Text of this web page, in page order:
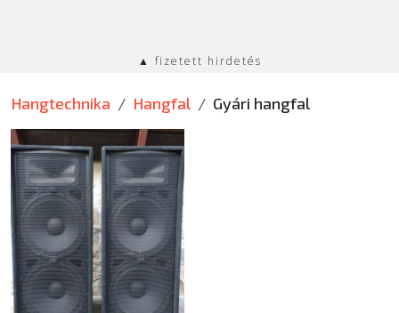
EGYÉB
SZOLGÁLTATÁSOK
ÚJ TERMÉKEK
▲ fizetett hirdetés
Hangtechnika Hangfal Gyári hangfal